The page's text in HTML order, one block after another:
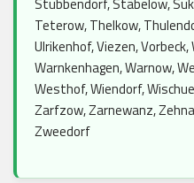
Teterow, Thelkow,
Ulrikenhof, Viezen,
Warnkenhagen, Warnow,
Westhof, Wiendorf,
Zarfzow, Zarnewanz,
Zweedorf